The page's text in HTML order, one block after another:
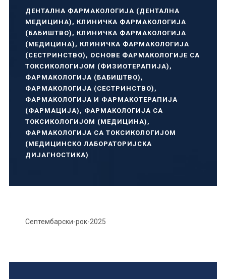
ДЕНТАЛНА ФАРМАКОЛОГИЈА (ДЕНТАЛНА
МЕДИЦИНА) , КЛИНИЧКА ФАРМАКОЛОГИЈА
(БАБИШТВО) , КЛИНИЧКА ФАРМАКОЛОГИЈА
(МЕДИЦИНА) , КЛИНИЧКА ФАРМАКОЛОГИЈА
(СЕСТРИНСТВО) , ОСНОВЕ ФАРМАКОЛОГИЈЕ СА
ТОКСИКОЛОГИЈОМ (ФИЗИОТЕРАПИЈА) ,
ФАРМАКОЛОГИЈА (БАБИШТВО) ,
ФАРМАКОЛОГИЈА (СЕСТРИНСТВО) ,
ФАРМАКОЛОГИЈА И ФАРМАКОТЕРАПИЈА
(ФАРМАЦИЈА) , ФАРМАКОЛОГИЈА СА
ТОКСИКОЛОГИЈОМ (МЕДИЦИНА) ,
ФАРМАКОЛОГИЈА СА ТОКСИКОЛОГИЈОМ
(МЕДИЦИНСКО ЛАБОРАТОРИЈСКА
ДИЈАГНОСТИКА)
Септембарски-рок-2025